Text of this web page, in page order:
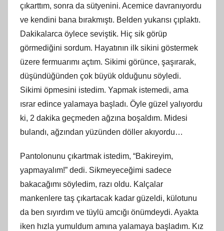
çıkarttım, sonra da sütyenini. Acemice davranıyordu
ve kendini bana bırakmıştı. Belden yukarısı çıplaktı.
Dakikalarca öylece seviştik. Hiç sik görüp
görmediğini sordum. Hayatının ilk sikini göstermek
üzere fermuarımı açtım. Sikimi görünce, şaşırarak,
düşündüğünden çok büyük olduğunu söyledi.
Sikimi öpmesini istedim. Yapmak istemedi, ama
ısrar edince yalamaya başladı. Öyle güzel yalıyordu
ki, 2 dakika geçmeden ağzına boşaldım. Midesi
bulandı, ağzından yüzünden döller akıyordu…
Pantolonunu çıkartmak istedim, “Bakireyim,
yapmayalım!” dedi. Sikmeyeceğimi sadece
bakacağımı söyledim, razı oldu. Kalçalar
mankenlere taş çıkartacak kadar güzeldi, külotunu
da ben sıyırdım ve tüylü amcığı önümdeydi. Ayakta
iken hızla yumuldum amına yalamaya başladım. Kız